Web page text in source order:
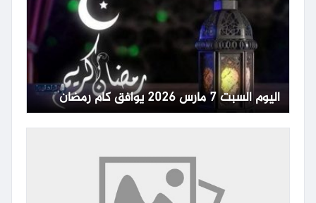
اليوم السبت 7 مارس 2026 يوافق كام رمضان